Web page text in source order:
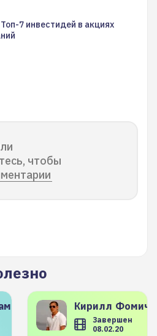
Топ-7 инвестидей в акциях
чтобы
Кирилл
Завершен
08.02.20